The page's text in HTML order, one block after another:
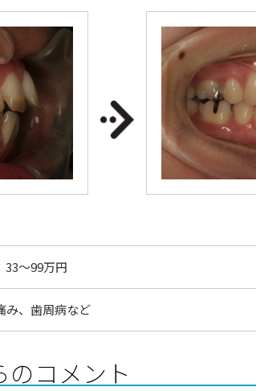
33〜99万円
み、歯周病など
のコメント